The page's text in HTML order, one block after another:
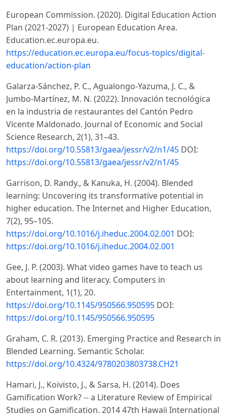
European Commission. (2020). Digital Education Action
Plan (2021-2027) | European Education Area.
Education.ec.europa.eu.
https://education.ec.europa.eu/focus-topics/digital-
education/action-plan
Galarza-Sánchez, P. C., Agualongo-Yazuma, J. C., &
Jumbo-Martínez, M. N. (2022). Innovación tecnológica
en la industria de restaurantes del Cantón Pedro
Vicente Maldonado. Journal of Economic and Social
Science Research, 2(1), 31–43.
https://doi.org/10.55813/gaea/jessr/v2/n1/45 DOI:
https://doi.org/10.55813/gaea/jessr/v2/n1/45
Garrison, D. Randy., & Kanuka, H. (2004). Blended
learning: Uncovering its transformative potential in
higher education. The Internet and Higher Education,
7(2), 95–105.
https://doi.org/10.1016/j.iheduc.2004.02.001 DOI:
https://doi.org/10.1016/j.iheduc.2004.02.001
Gee, J. P. (2003). What video games have to teach us
about learning and literacy. Computers in
Entertainment, 1(1), 20.
https://doi.org/10.1145/950566.950595 DOI:
https://doi.org/10.1145/950566.950595
Graham, C. R. (2013). Emerging Practice and Research in
Blended Learning. Semantic Scholar.
https://doi.org/10.4324/9780203803738.CH21
Hamari, J., Koivisto, J., & Sarsa, H. (2014). Does
Gamification Work? -- a Literature Review of Empirical
Studies on Gamification. 2014 47th Hawaii International